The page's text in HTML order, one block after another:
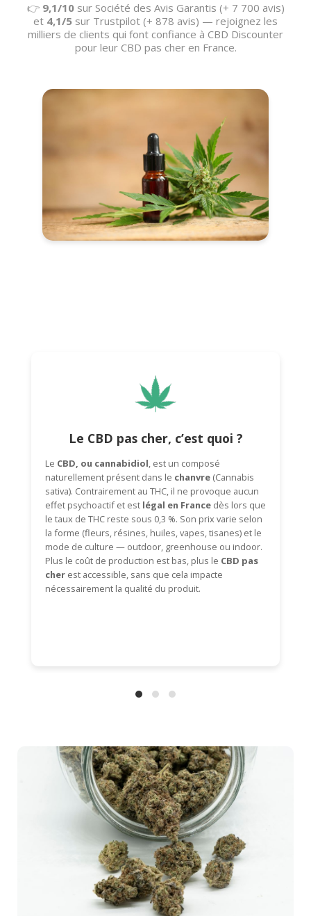
👉 9,1/10sur Société des Avis Garantis (+ 7 700 avis)
et 4,1/5 sur Trustpilot (+ 878 avis) — rejoignez les
milliers de clients qui font confiance à CBD Discounter
pour leur CBD pas cher en France.
Le CBD pas cher, c’est quoi ?
Le CBD, ou cannabidiol, est un composé
naturellement présent dans le chanvre (Cannabis
sativa). Contrairement au THC, il ne provoque aucun
effet psychoactif et est légal en France dès lors que
le taux de THC reste sous 0,3 %. Son prix varie selon
la forme (fleurs, résines, huiles, vapes, tisanes) et le
mode de culture — outdoor, greenhouse ou indoor.
Plus le coût de production est bas, plus le CBD pas
cher est accessible, sans que cela impacte
nécessairement la qualité du produit.